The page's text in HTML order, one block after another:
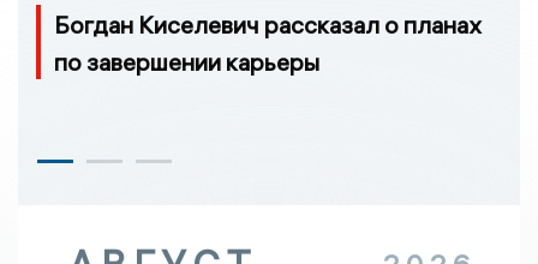
Богдан Киселевич рассказал о планах
по завершении карьеры